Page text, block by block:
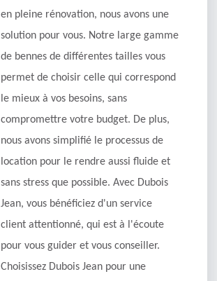
en pleine rénovation, nous avons une
solution pour vous. Notre large gamme
de bennes de différentes tailles vous
permet de choisir celle qui correspond
le mieux à vos besoins, sans
compromettre votre budget. De plus,
nous avons simplifié le processus de
location pour le rendre aussi fluide et
sans stress que possible. Avec Dubois
Jean, vous bénéficiez d'un service
client attentionné, qui est à l'écoute
pour vous guider et vous conseiller.
Choisissez Dubois Jean pour une